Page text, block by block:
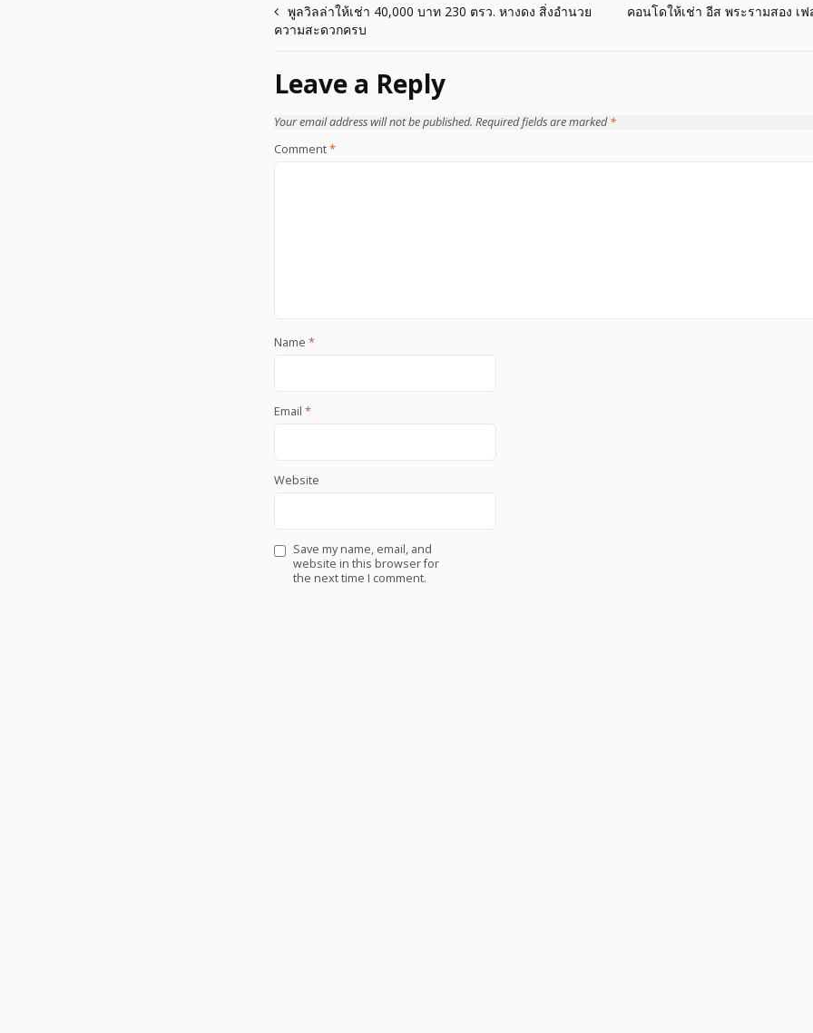
Post
พูลวิลล่าให้เช่า 40,000 บาท 230 ตรว. หางดง สิ่งอำนวย
ความสะดวกครบ
คอนโดให้เช่า อีส พระรามสอง เ
Leave a Reply
Your email address will not be published. Required fields are marked*
Comment*
Name *
Email *
Website
Save my name, email, and
website in this browser for
the next time I comment.